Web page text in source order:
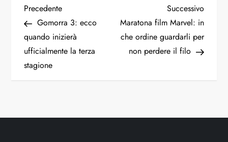
N
a
v
Articolo
precedente
Precedente
Gomorra 3: ecco
quando inizierà
ufficialmente la terza
stagione
Successivo
Maratona film Marvel: in
che ordine guardarli per
non perdere il filo